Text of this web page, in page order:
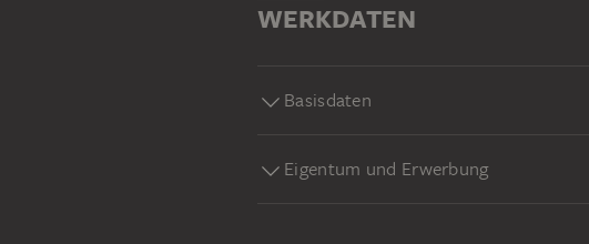
WERKDATEN
Basisdaten
Eigentum und Erwerbung